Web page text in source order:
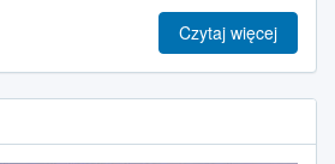
Czytaj więcej